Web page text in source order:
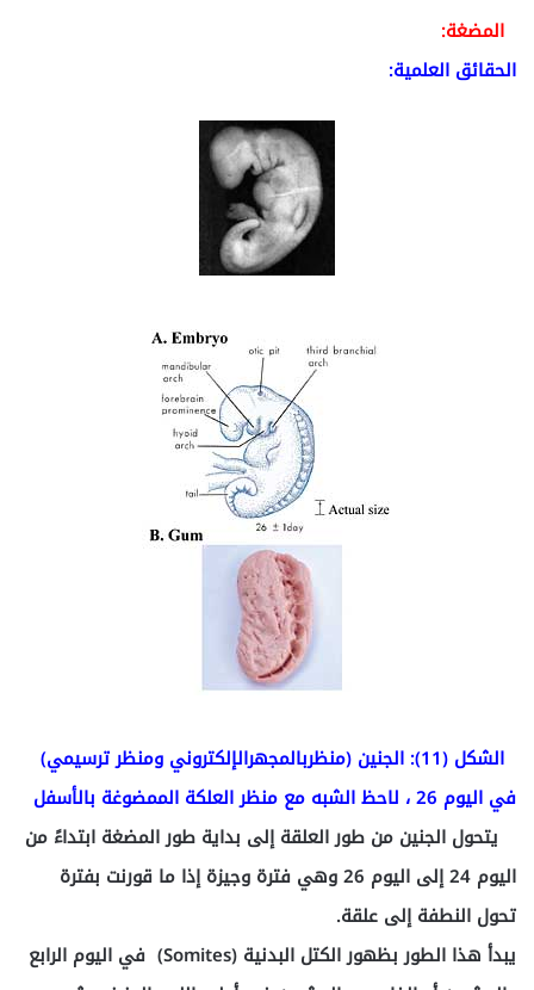
المضغة:
الحقائق العلمية:
الشكل (11): الجنين (منظربالمجهرالإلكتروني ومنظر ترسيمي)
في اليوم 26 ، لاحظ الشبه مع منظر العلكة الممضوغة بالأسفل
يتحول الجنين من طور العلقة إلى بداية طور المضغة ابتداءً من
اليوم 24 إلى اليوم 26 وهي فترة وجيزة إذا ما قورنت بفترة
تحول النطفة إلى علقة.
يبدأ هذا الطور بظهور الكتل البدنية (Somites) في اليوم الرابع